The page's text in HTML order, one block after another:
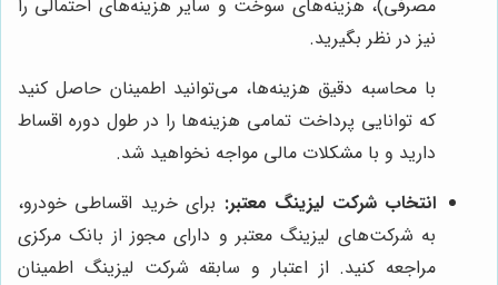
مصرفی)، هزینه‌های سوخت و سایر هزینه‌های احتمالی را
نیز در نظر بگیرید.
با محاسبه دقیق هزینه‌ها، می‌توانید اطمینان حاصل کنید
که توانایی پرداخت تمامی هزینه‌ها را در طول دوره اقساط
دارید و با مشکلات مالی مواجه نخواهید شد.
انتخاب شرکت لیزینگ معتبر: برای خرید اقساطی خودرو،
به شرکت‌های لیزینگ معتبر و دارای مجوز از بانک مرکزی
مراجعه کنید. از اعتبار و سابقه شرکت لیزینگ اطمینان